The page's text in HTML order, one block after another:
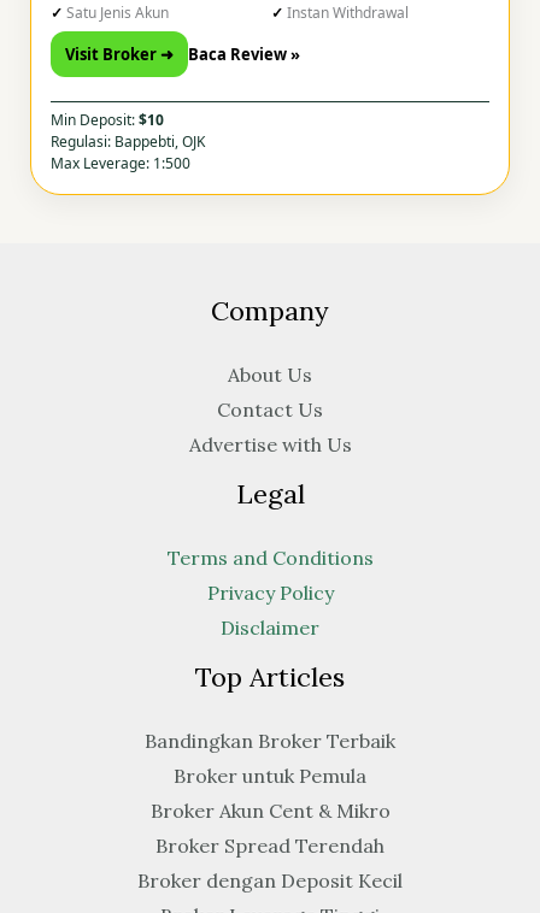
Satu Jenis Akun
Instan Withdrawal
Visit Broker ➜ Baca Review »
Min Deposit:$10
Regulasi: Bappebti, OJK
Max Leverage: 1:500
Company
About Us
Contact Us
Advertise with Us
Legal
Terms and Conditions
Privacy Policy
Disclaimer
Top Articles
Bandingkan Broker Terbaik
Broker untuk Pemula
Broker Akun Cent & Mikro
Broker Spread Terendah
Broker dengan Deposit Kecil